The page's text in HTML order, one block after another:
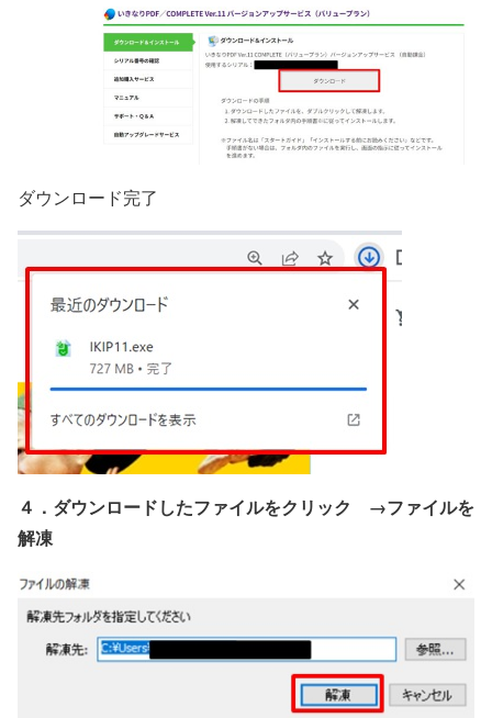
ダウンロード完了
４．ダウンロードしたファイルをクリック →ファイルを
解凍